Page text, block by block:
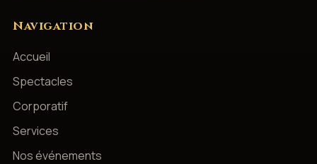
Navigation
Accueil
Spectacles
Corporatif
Services
Nos événements